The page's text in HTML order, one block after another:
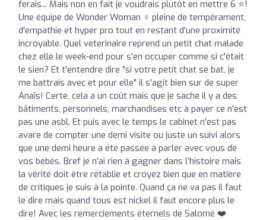
ferais... Mais non en fait je voudrais plutôt en mettre 6 ⭐️!
Une équipe de Wonder Woman ‍♀️ pleine de tempérament,
d'empathie et hyper pro tout en restant d'une proximité
incroyable. Quel veterinaire reprend un petit chat malade
chez elle le week-end pour s'en occuper comme si c'était
le sien? Et t'entendre dire "si votre petit chat se bat, je
me battrais avec et pour elle" il s'agit bien sur de super
Anaïs! Certe, cela a un coût mais que je sache il y a des
bâtiments, personnels, marchandises etc à payer ce n'est
pas une asbl. Et puis avec le temps le cabinet n'est pas
avare de compter une demi visite ou juste un suivi alors
que une demi heure a été passée à parler avec vous de
vos bébés. Bref je n'ai rien à gagner dans l'histoire mais
la vérité doit être rétablie et croyez bien que en matière
de critiques je suis à la pointe. Quand ça ne va pas il faut
le dire mais quand tous est nickel il faut encore plus le
dire! Avec les remerciements éternels de Salomé ❤️